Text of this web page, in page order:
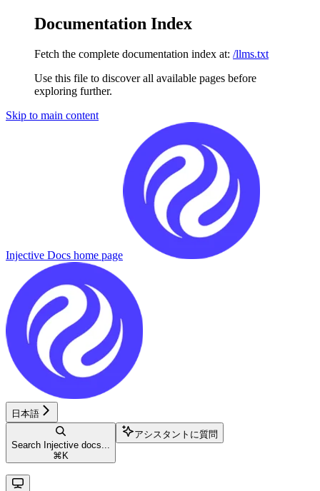
Documentation Index
Fetch the complete documentation index at: /llms.txt
Use this file to discover all available pages before
exploring further.
Skip to main content
Injective Docs home page
日本語
Search Injective docs...
⌘ K
アシスタントに質問